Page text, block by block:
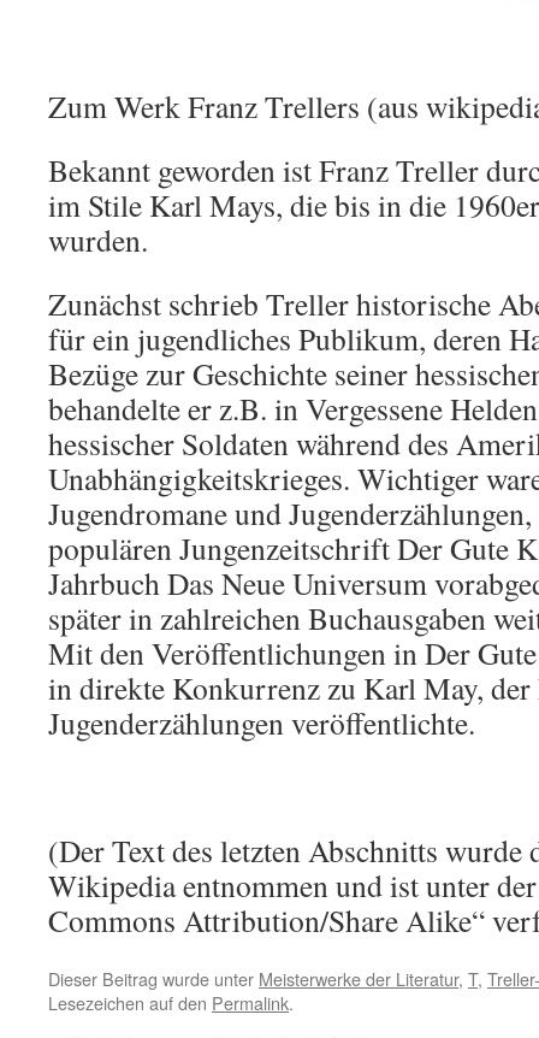
Zum Werk Franz Trellers (aus
Bekannt geworden ist Franz Treller
im Stile Karl Mays, die bis in die
wurden.
Zunächst schrieb Treller historische
für ein jugendliches Publikum, deren
Bezüge zur Geschichte seiner
behandelte er z.B. in Vergessene
hessischer Soldaten während des
Unabhängigkeitskrieges. Wichtiger
Jugendromane und
populären Jungenzeitschrift Der Gute
Jahrbuch Das Neue Universum
später in zahlreichen Buchausgaben
Mit den Veröffentlichungen in Der
in direkte Konkurrenz zu Karl May, der
Jugenderzählungen veröffentlichte.
(Der Text des letzten Abschnitts wurde
Wikipedia entnommen und ist unter
Commons Attribution/Share Alike“
Dieser Beitrag wurde unter Meisterwerke der Literatur, T,
Lesezeichen auf den Permalink.